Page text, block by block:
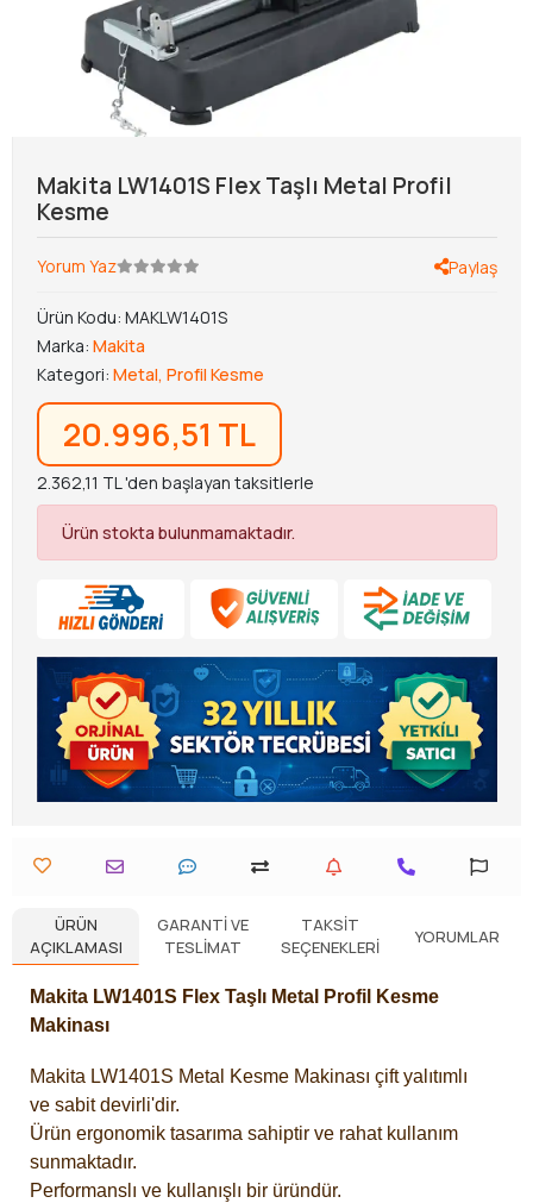
Makita LW1401S Flex Taşlı Metal Profil
Kesme
Yorum Yaz Paylaş
Ürün Kodu: MAKLW1401S
Marka: Makita
Kategori: Metal, Profil Kesme
20.996,51 TL
2.362,11 TL 'den başlayan taksitlerle
Ürün stokta bulunmamaktadır.
ÜRÜN
AÇIKLAMASI
GARANTI VE
TESLIMAT
TAKSIT
SEÇENEKLERI
YORUMLAR
Makita LW1401S Flex Taşlı Metal Profil Kesme
Makinası
Makita LW1401S Metal Kesme Makinası çift yalıtımlı
ve sabit devirli'dir.
Ürün ergonomik tasarıma sahiptir ve rahat kullanım
sunmaktadır.
Performanslı ve kullanışlı bir üründür.